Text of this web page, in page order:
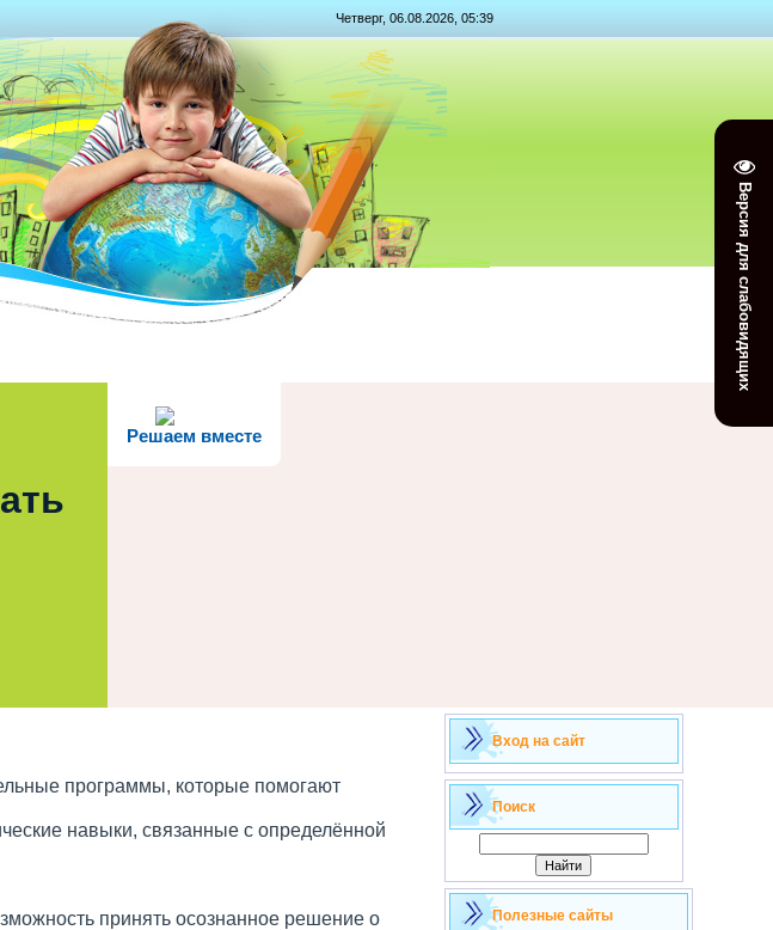
Версия для слабовидящих
Четверг, 06.08.2026, 05:39
Решаем вместе
программы, которые помогают
навыки, связанные с определённой
принять осознанное решение о
Вход на сайт
Поиск
Полезные сайты